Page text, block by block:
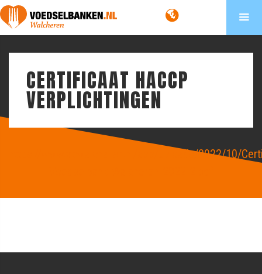
CERTIFICAAT HACCP
VERPLICHTINGEN
https://www.vbwalcheren.nl/app/uploads/2022/10/